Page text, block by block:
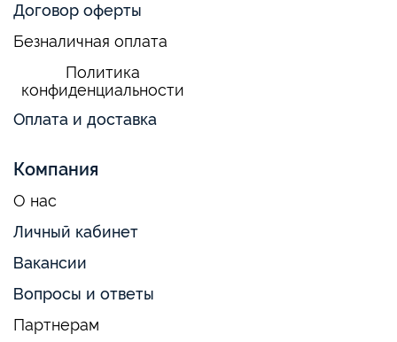
Договор оферты
Безналичная оплата
Политика
конфиденциальности
Оплата и доставка
Компания
О нас
Личный кабинет
Вакансии
Вопросы и ответы
Партнерам